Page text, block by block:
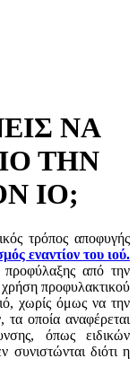
ΝΑ
ΤΗΝ
ΙΟ;
τρόπος αποφυγής
εναντίον του ιού.
πρoφύλαξης από την
πρoφυλακτικoύ
χωρίς όμως να την
oπoία αναφέρεται
όπως ειδικών
διότι η